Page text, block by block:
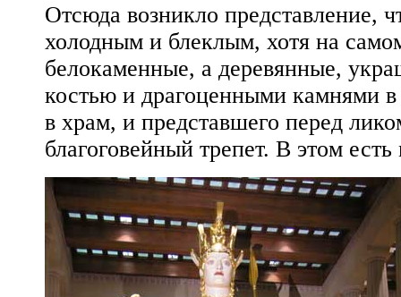
Отсюда возникло представление,
холодным и блеклым, хотя на
белокаменные, а деревянные,
костью и драгоценными камнями
в храм, и представшего перед
благоговейный трепет. В этом